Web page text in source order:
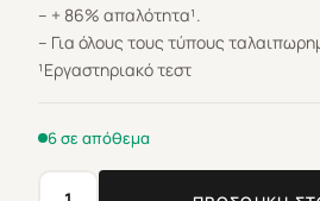
– + 86% απαλότητα¹.
– Για όλους τους τύπους
¹Εργαστηριακό τεστ
6 σε απόθεμα